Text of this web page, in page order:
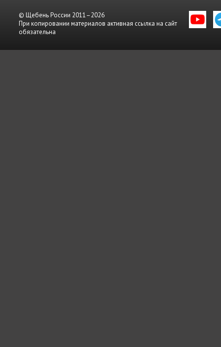
© Щебень России 2011–2026
При копировании материалов активная ссылка на сайт
обязательна